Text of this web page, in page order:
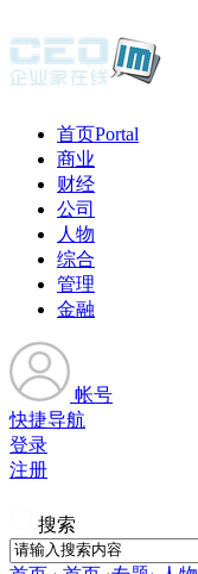
首页Portal
商业
财经
公司
人物
综合
管理
金融
帐号
快捷导航
登录
注册
搜索